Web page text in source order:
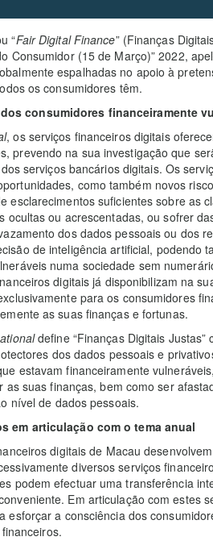
“Fair Digital Finance” (Finanças
Consumidor (15 de Março)” 2022,
espalhadas no apoio à
os consumidores têm.
consumidores financeiramente
, os serviços financeiros digitais
prevendo na sua investigação que
serviços bancários digitais. Os
como também novos
esclarecimentos suficientes sobre as
ocultas ou acrescentadas, ou sofrer
dos dados pessoais ou dos
de inteligência artificial, podendo
numa sociedade sem
digitais já disponibilizam na
para os consumidores
as suas finanças e fortunas.
define “Finanças Digitais Justas”
dos dados pessoais e
estavam financeiramente
suas finanças, bem como ser
nível de dados pessoais.
em articulação com o tema anual
digitais de Macau
diversos serviços
podem efectuar uma transferência
Em articulação com estes
esforçar a consciência dos